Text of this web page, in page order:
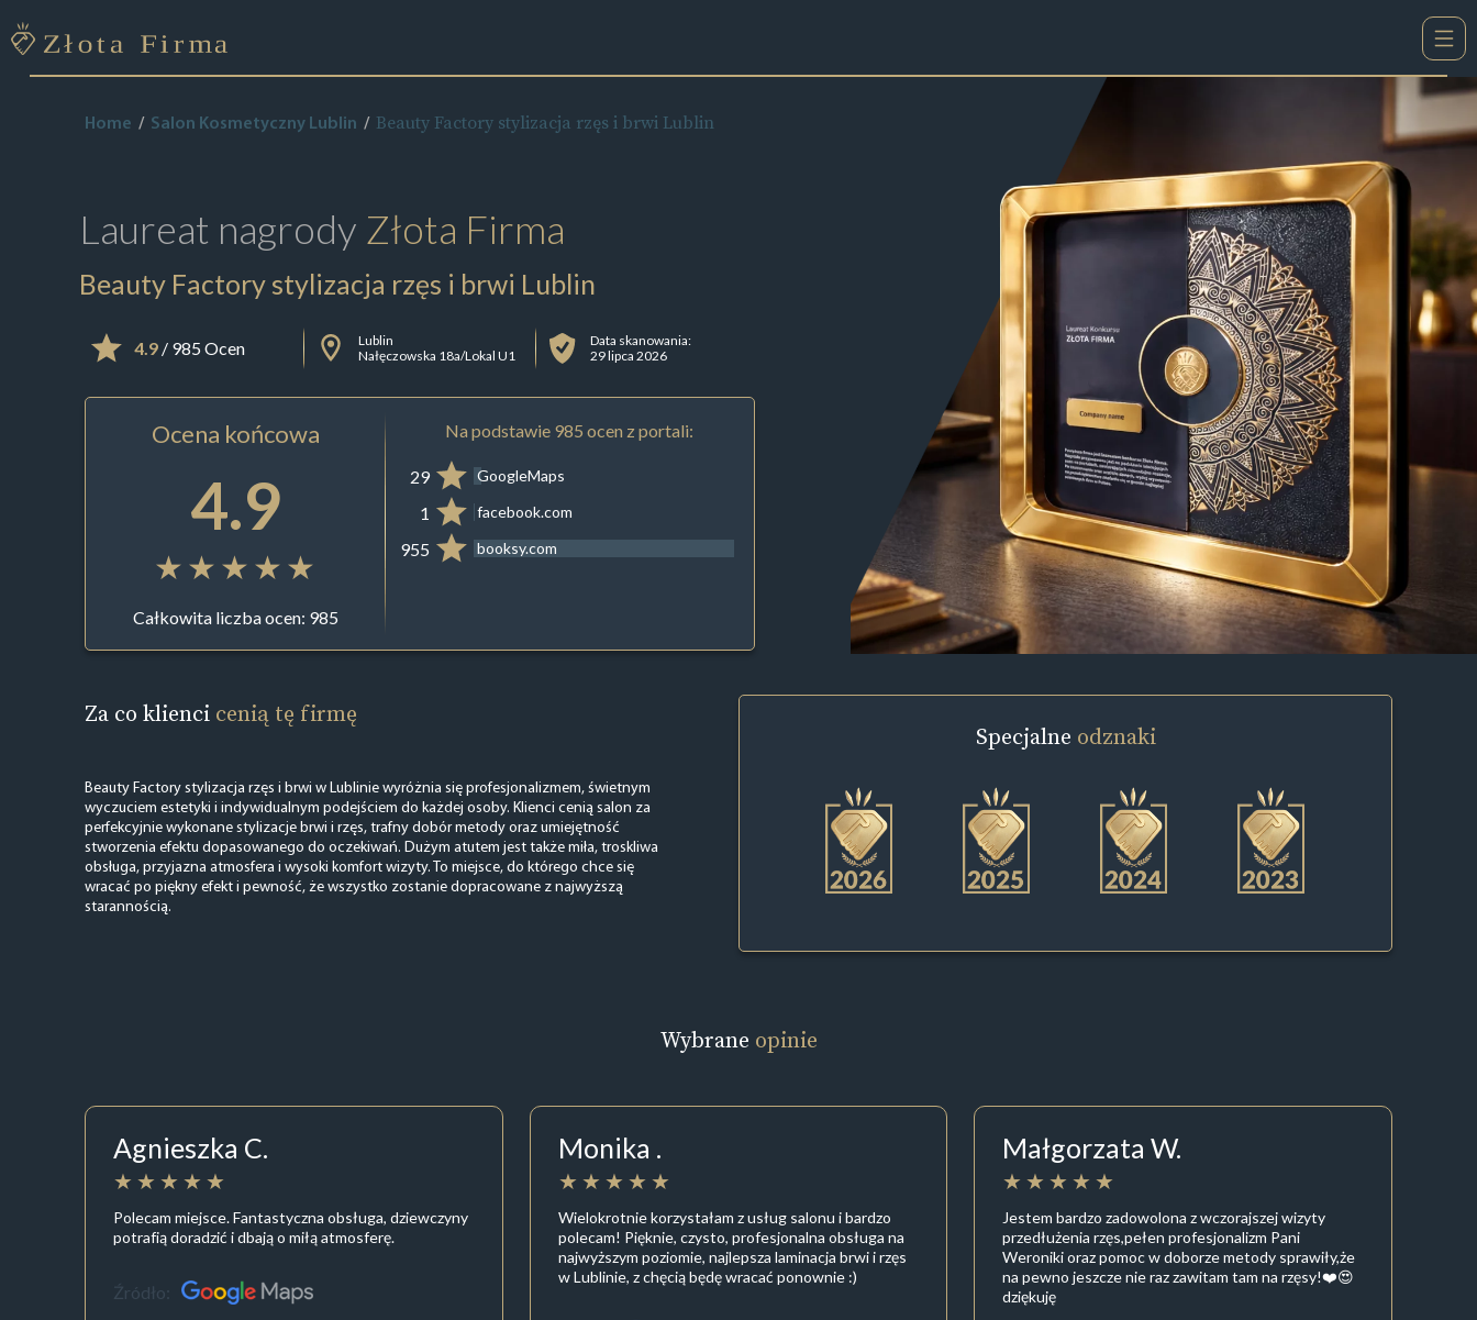
Home Salon Kosmetyczny Lublin Beauty Factory stylizacja rzęs i brwi Lublin
Laureat nagrody Złota Firma
Beauty Factory stylizacja rzęs i brwi Lublin
4.9/ 985 Ocen
Lublin
Nałęczowska 18a/Lokal U1
Data skanowania:
29 lipca 2026
Ocena końcowa
4.9
Całkowita liczba ocen: 985
Na podstawie 985 ocen z portali:
29 GoogleMaps
1 facebook.com
955 booksy.com
Za co klienci cenią tę firmę
Beauty Factory stylizacja rzęs i brwi w Lublinie wyróżnia się profesjonalizmem, świetnym
wyczuciem estetyki i indywidualnym podejściem do każdej osoby. Klienci cenią salon za
perfekcyjnie wykonane stylizacje brwi i rzęs, trafny dobór metody oraz umiejętność
stworzenia efektu dopasowanego do oczekiwań. Dużym atutem jest także miła, troskliwa
obsługa, przyjazna atmosfera i wysoki komfort wizyty. To miejsce, do którego chce się
wracać po piękny efekt i pewność, że wszystko zostanie dopracowane z najwyższą
starannością.
Specjalne odznaki
Wybrane opinie
Agnieszka C.
Polecam miejsce. Fantastyczna obsługa, dziewczyny
potrafią doradzić i dbają o miłą atmosferę.
Źródło:
Monika .
Wielokrotnie korzystałam z usług salonu i bardzo
polecam! Pięknie, czysto, profesjonalna obsługa na
najwyższym poziomie, najlepsza laminacja brwi i rzęs
w Lublinie, z chęcią będę wracać ponownie :)
Małgorzata W.
Jestem bardzo zadowolona z wczorajszej wizyty
przedłużenia rzęs,pełen profesjonalizm Pani
Weroniki oraz pomoc w doborze metody sprawiły,że
na pewno jeszcze nie raz zawitam tam na rzęsy!❤️😍
dziękuję